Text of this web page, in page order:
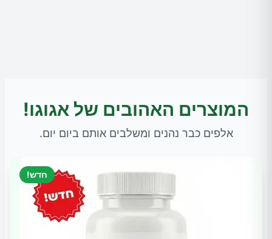
המוצרים האהובים של אגוגו!
אלפים כבר נהנים ומשלבים אותם ביום יום.
חדש!